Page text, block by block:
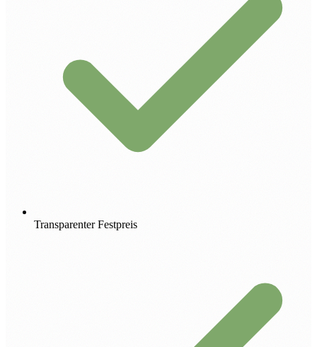
Transparenter Festpreis